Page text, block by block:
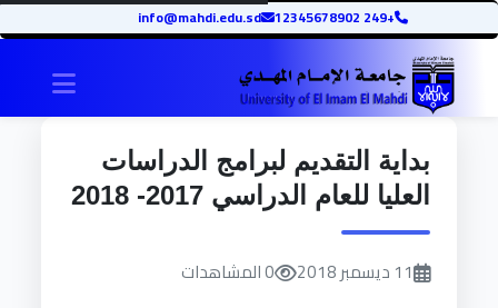
+249 12345678902
info@mahdi.edu.sd
بداية التقديم لبرامج الدراسات
العليا للعام الدراسي 2017- 2018
11 ديسمبر 2018 0 المشاهدات